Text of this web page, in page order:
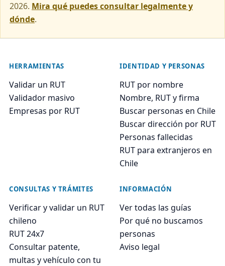
2026. Mira qué puedes consultar legalmente y
dónde.
HERRAMIENTAS
Validar un RUT
Validador masivo
Empresas por RUT
IDENTIDAD Y PERSONAS
RUT por nombre
Nombre, RUT y firma
Buscar personas en Chile
Buscar dirección por RUT
Personas fallecidas
RUT para extranjeros en
Chile
CONSULTAS Y TRÁMITES
Verificar y validar un RUT
chileno
RUT 24x7
Consultar patente,
multas y vehículo con tu
INFORMACIÓN
Ver todas las guías
Por qué no buscamos
personas
Aviso legal